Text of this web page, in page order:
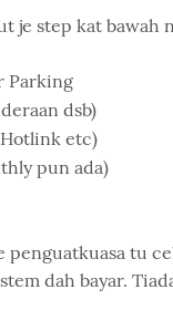
je step kat bawah
Parking
dsb)
etc)
pun ada)
tu
dah bayar.